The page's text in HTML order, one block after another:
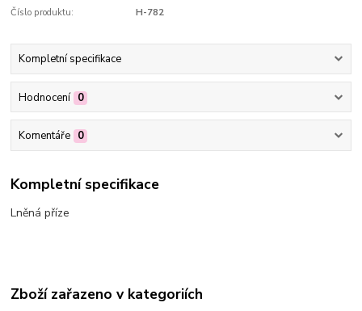
Číslo produktu: H-782
Kompletní specifikace
Hodnocení 0
Komentáře 0
Kompletní specifikace
Lněná příze
Zboží zařazeno v kategoriích